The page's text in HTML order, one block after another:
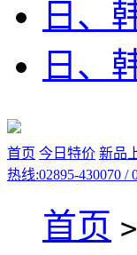
日、
日、
首页 今日特价 新品
热线:02895-430070 /
首页 >